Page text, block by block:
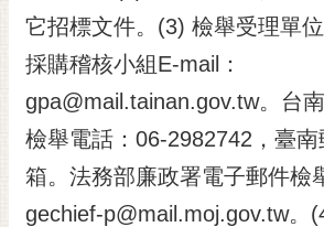
它招標文件。(3) 檢舉受理單
採購稽核小組E-mail：
gpa@mail.tainan.gov.tw。台
檢舉電話：06-2982742，臺
箱。法務部廉政署電子郵件檢
gechief-p@mail.moj.gov.tw。